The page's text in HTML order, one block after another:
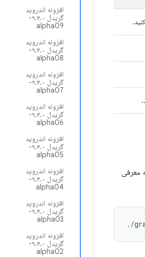
افزونه اندروید
گریدل ۹.۳.۰-
alpha09
افزونه اندروید
گریدل ۹.۳.۰-
alpha08
افزونه اندروید
گریدل ۹.۳.۰-
alpha07
افزونه اندروید
گریدل ۹.۳.۰-
alpha06
افزونه اندروید
گریدل ۹.۳.۰-
alpha05
افزونه اندروید
گریدل ۹.۳.۰-
alpha04
افزونه اندروید
گریدل ۹.۳.۰-
alpha03
افزونه اندروید
گریدل ۹.۳.۰-
alpha02
معرفی
./